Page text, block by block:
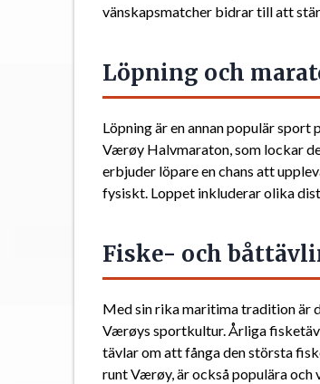
vänskapsmatcher bidrar till att
Löpning och
Löpning är en annan populär
Værøy Halvmaraton, som lockar
erbjuder löpare en chans att
fysiskt. Loppet inkluderar olika
Fiske- och
Med sin rika maritima tradition är
Værøys sportkultur. Årliga
tävlar om att fånga den största
runt Værøy, är också populära och